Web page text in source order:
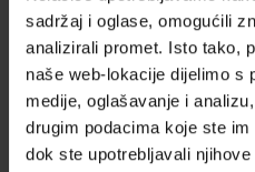
sadržaj i oglase, omogućili
analizirali promet. Isto tako,
naše web-lokacije dijelimo s
medije, oglašavanje i
drugim podacima koje ste
dok ste upotrebljavali njihove
50ml - Parfemske vode -
Žene
Poslat ćemo 13.08.
111,00 €